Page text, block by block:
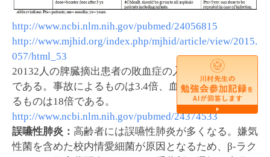
http://www.ncbi.nlm.nih.gov/pubmed/24056815
http://www.mjhid.org/index.php/mjhid/article/view/2015.
057/html_53
20132人の脾臓摘出患者の敗血症の入院危険度は5.7倍
である。事故によるものは3.4倍、血液悪性腫瘍によ
るものは18倍である。
http://www.ncbi.nlm.nih.gov/pubmed/24374533
誤嚥性肺炎： 高齢者には誤嚥性肺炎が多くなる。嫌気
性菌を含めた校内情愛細菌が原因となるため、β-ラク